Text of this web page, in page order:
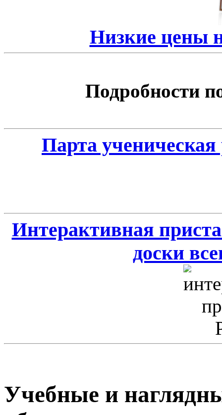
Низкие цены
Подробности
Парта
Интерактивная
доски
Учебные и